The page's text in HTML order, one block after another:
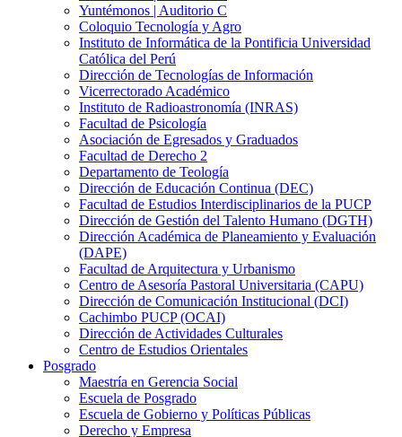
Yuntémonos | Auditorio C
Coloquio Tecnología y Agro
Instituto de Informática de la Pontificia Universidad
Católica del Perú
Dirección de Tecnologías de Información
Vicerrectorado Académico
Instituto de Radioastronomía (INRAS)
Facultad de Psicología
Asociación de Egresados y Graduados
Facultad de Derecho 2
Departamento de Teología
Dirección de Educación Continua (DEC)
Facultad de Estudios Interdisciplinarios de la PUCP
Dirección de Gestión del Talento Humano (DGTH)
Dirección Académica de Planeamiento y Evaluación
(DAPE)
Facultad de Arquitectura y Urbanismo
Centro de Asesoría Pastoral Universitaria (CAPU)
Dirección de Comunicación Institucional (DCI)
Cachimbo PUCP (OCAI)
Dirección de Actividades Culturales
Centro de Estudios Orientales
Posgrado
Maestría en Gerencia Social
Escuela de Posgrado
Escuela de Gobierno y Políticas Públicas
Derecho y Empresa